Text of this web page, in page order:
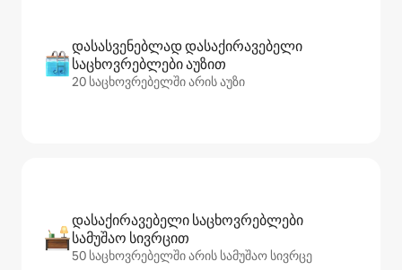
დასასვენებლად დასაქირავებელი
საცხოვრებლები აუზით
20 საცხოვრებელში არის აუზი
დასაქირავებელი საცხოვრებლები
სამუშაო სივრცით
50 საცხოვრებელში არის სამუშაო სივრცე